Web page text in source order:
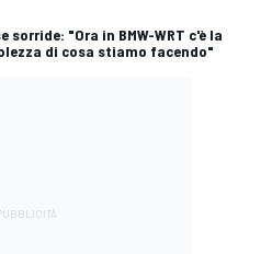
sorride: "Ora in BMW-WRT c'è la
di cosa stiamo facendo"